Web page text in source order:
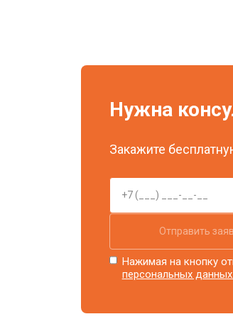
Нужна
Закажите
Отправить
Нажимая на кнопку
персональных данных.